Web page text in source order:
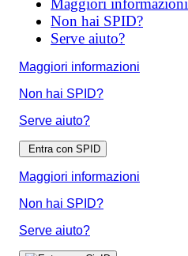
Maggiori informazioni
Non hai SPID?
Serve aiuto?
Maggiori informazioni
Non hai SPID?
Serve aiuto?
Entra con SPID
Maggiori informazioni
Non hai SPID?
Serve aiuto?